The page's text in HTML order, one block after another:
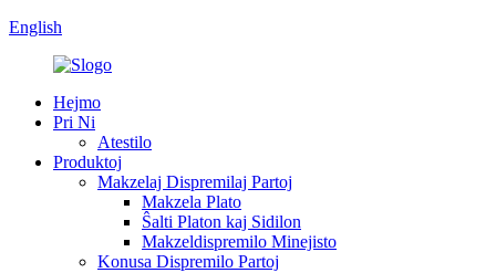
English
Hejmo
Pri Ni
Atestilo
Produktoj
Makzelaj Dispremilaj Partoj
Makzela Plato
Ŝalti Platon kaj Sidilon
Makzeldispremilo Minejisto
Konusa Dispremilo Partoj